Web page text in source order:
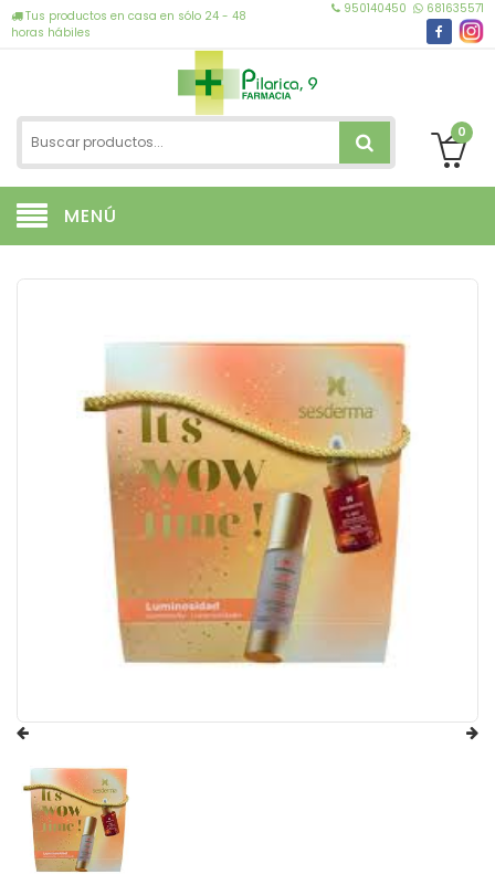
Tus productos en casa en sólo 24 - 48
horas hábiles
950140450 681635571
0
MENÚ